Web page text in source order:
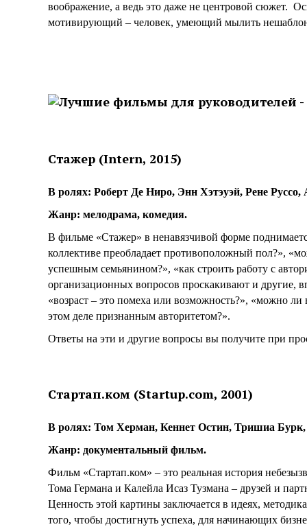
воображение, а ведь это даже не центровой сюжет.
мотивирующий – человек, умеющий мылить
Стажер (Intern, 2015)
В ролях: Роберт Де Ниро, Энн Хэтэуэй, Рене
Жанр: мелодрама, комедия.
В фильме «Стажер» в ненавязчивой форме
коллективе преобладает противоположный пол?»,
успешным семьянином?», «как строить работу с
организационных вопросов проскакивают и другие,
«возраст – это помеха или возможность?», «можно ли
этом деле признанным авторитетом?».
Ответы на эти и другие вопросы вы получите при
Стартап.ком (Startup.com, 2001)
В ролях: Том Херман, Кеннет Остин, Тришиа
Жанр: документальный фильм.
Фильм «Стартап.ком» – это реальная история
Тома Германа и Калейла Исаз Тузмана – друзей и
Ценность этой картины заключается в идеях,
того, чтобы достигнуть успеха, для начинающих